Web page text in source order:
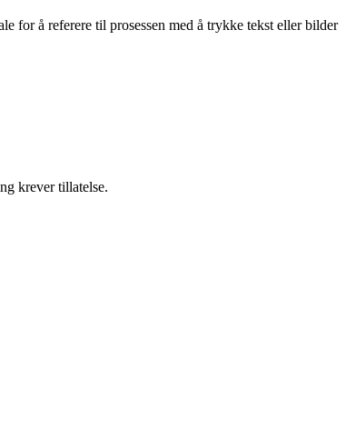
for å referere til prosessen med å trykke tekst eller bilder
krever tillatelse.